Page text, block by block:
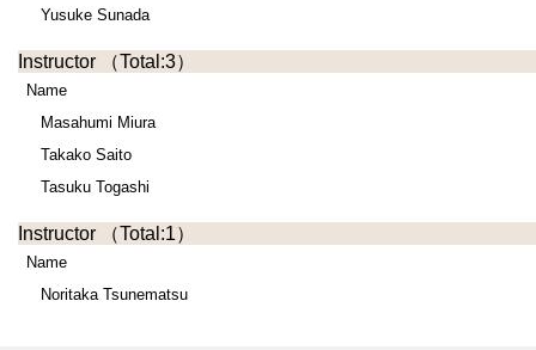
Yusuke Sunada
Instructor （Total:3）
Name
Masahumi Miura
Takako Saito
Tasuku Togashi
Instructor （Total:1）
Name
Noritaka Tsunematsu